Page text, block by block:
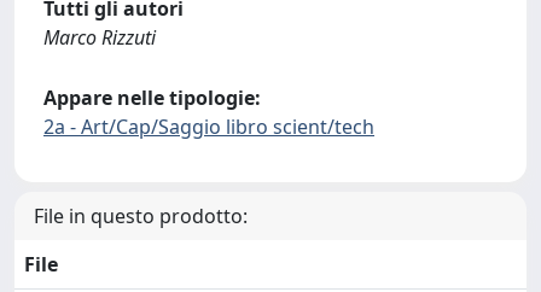
Tutti gli autori
Marco Rizzuti
Appare nelle tipologie:
2a - Art/Cap/Saggio libro scient/tech
File in questo prodotto:
File